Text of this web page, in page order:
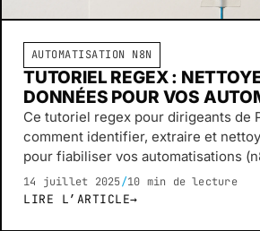
AUTOMATISATION N8N
TUTORIEL REGEX :
DONNÉES POUR VOS
Ce tutoriel regex pour dirigeants de
comment identifier, extraire et
pour fiabiliser vos automatisations
Sheets).
14 juillet 2025/10 min de lecture
LIRE L’ARTICLE→